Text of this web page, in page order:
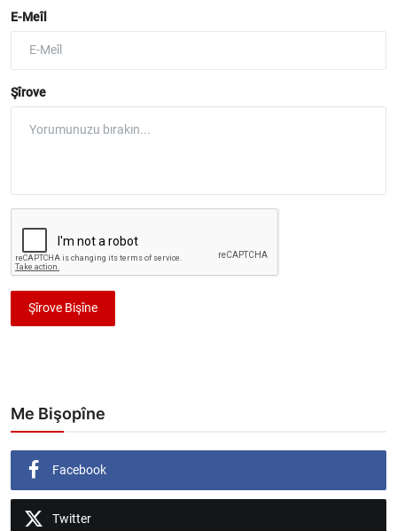
E-Meîl
Şîrove
Şîrove Bişîne
Me Bişopîne
Facebook
Twitter